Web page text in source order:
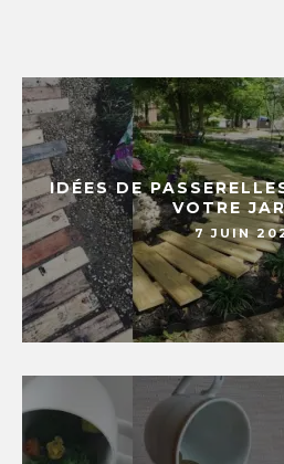
IDÉES DE
VOTRE
7 JUIN